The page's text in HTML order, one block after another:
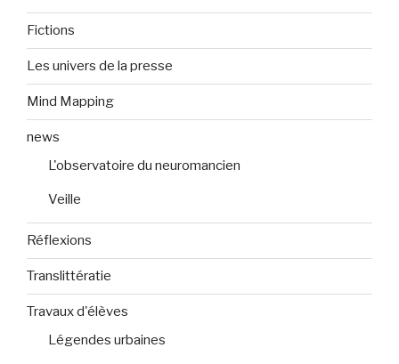
Fictions
Les univers de la presse
Mind Mapping
news
L'observatoire du neuromancien
Veille
Réflexions
Translittératie
Travaux d'élèves
Légendes urbaines